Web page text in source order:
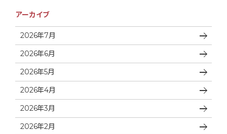
アーカイブ
2026年7月
2026年6月
2026年5月
2026年4月
2026年3月
2026年2月